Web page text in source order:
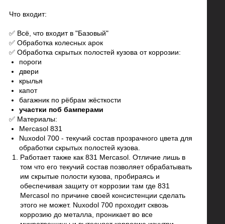
Что входит:
✅ Всё, что входит в "Базовый"
✅ Обработка колесных арок
✅ Обработка скрытых полостей кузова от коррозии:
пороги
двери
крылья
капот
багажник по рёбрам жёсткости
участки поб бамперами
✅ Материалы:
Mercasol 831
Nuxodol 700 - текучий состав прозрачного цвета для
обработки скрытых полостей кузова.
Работает также как 831 Mercasol. Отличие лишь в
том что его текучий состав позволяет обрабатывать
им скрытые полости кузова, пробираясь и
обеспечивая защиту от коррозии там где 831
Mercasol по причине своей консистенции сделать
этого не может. Nuxodol 700 проходит сквозь
коррозию до металла, проникает во все